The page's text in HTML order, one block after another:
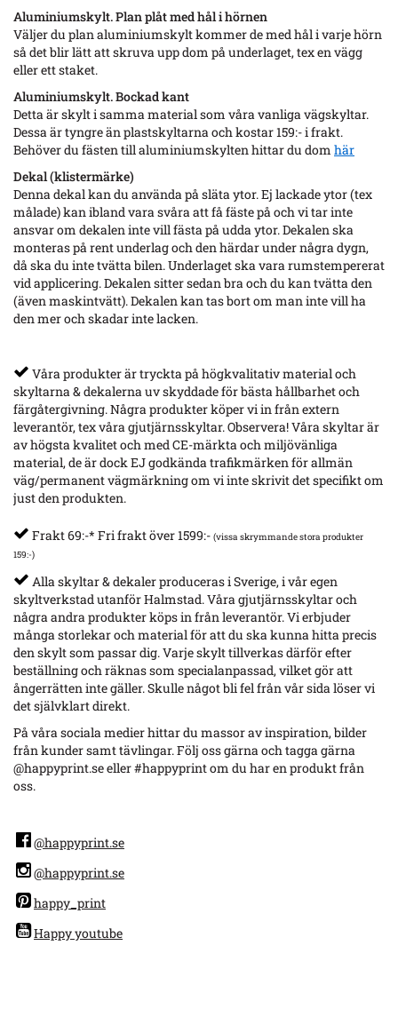
Aluminiumskylt. Plan plåt med hål i hörnen
Väljer du plan aluminiumskylt kommer de med hål i varje hörn
så det blir lätt att skruva upp dom på underlaget, tex en vägg
eller ett staket.
Aluminiumskylt. Bockad kant
Detta är skylt i samma material som våra vanliga vägskyltar.
Dessa är tyngre än plastskyltarna och kostar 159:- i frakt.
Behöver du fästen till aluminiumskylten hittar du dom här
Dekal (klistermärke)
Denna dekal kan du använda på släta ytor. Ej lackade ytor (tex
målade) kan ibland vara svåra att få fäste på och vi tar inte
ansvar om dekalen inte vill fästa på udda ytor. Dekalen ska
monteras på rent underlag och den härdar under några dygn,
då ska du inte tvätta bilen. Underlaget ska vara rumstempererat
vid applicering. Dekalen sitter sedan bra och du kan tvätta den
(även maskintvätt). Dekalen kan tas bort om man inte vill ha
den mer och skadar inte lacken.
Våra produkter är tryckta på högkvalitativ material och
skyltarna & dekalerna uv skyddade för bästa hållbarhet och
färgåtergivning. Några produkter köper vi in från extern
leverantör, tex våra gjutjärnsskyltar. Observera! Våra skyltar är
av högsta kvalitet och med CE-märkta och miljövänliga
material, de är dock EJ godkända trafikmärken för allmän
väg/permanent vägmärkning om vi inte skrivit det specifikt om
just den produkten.
Frakt 69:-* Fri frakt över 1599:- (vissa skrymmande stora produkter
159:-)
Alla skyltar & dekaler produceras i Sverige, i vår egen
skyltverkstad utanför Halmstad. Våra gjutjärnsskyltar och
några andra produkter köps in från leverantör. Vi erbjuder
många storlekar och material för att du ska kunna hitta precis
den skylt som passar dig. Varje skylt tillverkas därför efter
beställning och räknas som specialanpassad, vilket gör att
ångerrätten inte gäller. Skulle något bli fel från vår sida löser vi
det självklart direkt.
På våra sociala medier hittar du massor av inspiration, bilder
från kunder samt tävlingar. Följ oss gärna och tagga gärna
@happyprint.se eller #happyprint om du har en produkt från
oss.
@happyprint.se
@happyprint.se
happy_print
Happy youtube